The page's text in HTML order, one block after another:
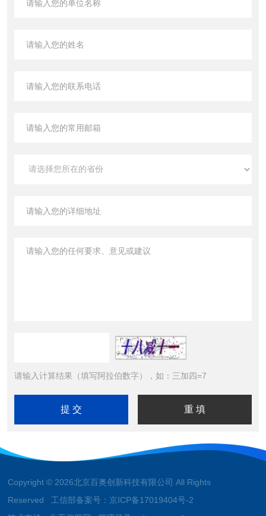
请输入计算结果（填写阿拉伯数字），如：三加四=7
Copyright © 2026北京百奥创新科技有限公司 All Rights
Reserved 工信部备案号： 京ICP备17019404号-2